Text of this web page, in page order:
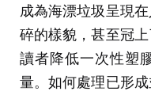
成為海漂垃圾呈現
碎的樣貌，甚至冠
讀者降低一次性塑
量。如何處理已形